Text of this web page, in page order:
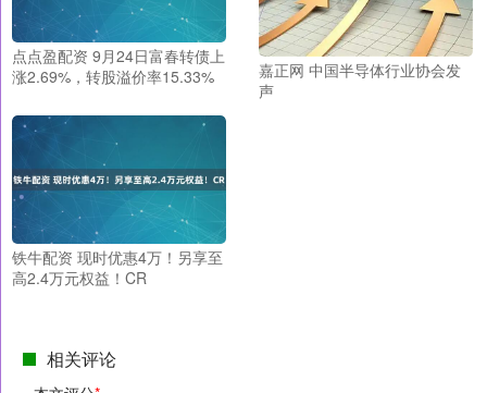
点点盈配资 9月24日富春转债上
涨2.69%，转股溢价率15.33%
嘉正网 中国半导体行业协会发
声
铁牛配资 现时优惠4万！另享至
高2.4万元权益！CR
相关评论